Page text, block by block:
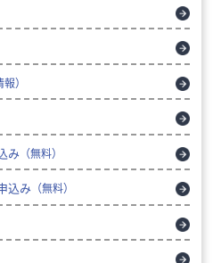
）
み （無料）
込み （無料）